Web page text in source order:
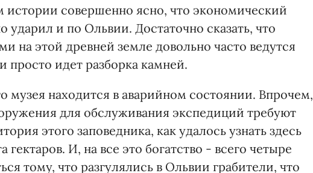
совершенно ясно, что экономический
ударил и по Ольвии. Достаточно сказать, что
на этой древней земле довольно часто ведутся
просто идет разборка камней.
музея находится в аварийном состоянии. Впрочем,
для обслуживания экспедиций требуют
этого заповедника, как удалось узнать здесь
И, на все это богатство - всего четыре
тому, что разгулялись в Ольвии грабители, что